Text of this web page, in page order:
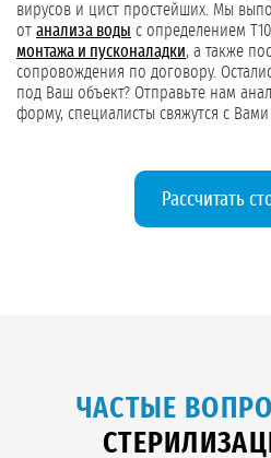
вирусов и цист простейших. Мы
от анализа воды с определением
монтажа и пусконаладки, а также
сопровождения по договору.
под Ваш объект? Отправьте нам
форму, специалисты свяжутся с Вами
Рассчитать
ЧАСТЫЕ